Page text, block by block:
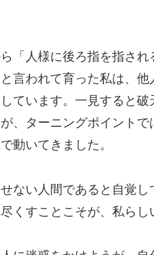
「人様に後ろ指を指され
言われて育った私は、他
ています。一見すると破
、ターニングポイントで
動いてきました。
ない人間であると自覚
くすことこそが、私らし